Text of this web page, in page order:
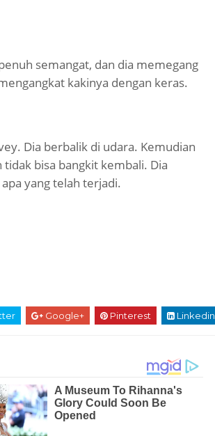
semangat, dan dia memegang
kakinya dengan keras.
Dia berbalik di udara. Kemudian
bisa bangkit kembali. Dia
yang telah terjadi.
Google+ Pinterest Linkedin